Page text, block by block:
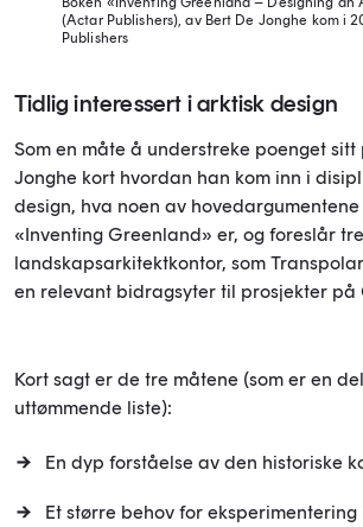
(Actar Publishers), av Bert De Jonghe kom i
Publishers
Tidlig interessert i arktisk design
Som en måte å understreke poenget sitt
Jonghe kort hvordan han kom inn i
design, hva noen av
«Inventing Greenland» er, og foreslår
landskapsarkitektkontor, som
en relevant bidragsyter til prosjekter på
Kort sagt er de tre måtene (som er en
uttømmende liste):
En dyp forståelse av den historiske
Et større behov for eksperimentering